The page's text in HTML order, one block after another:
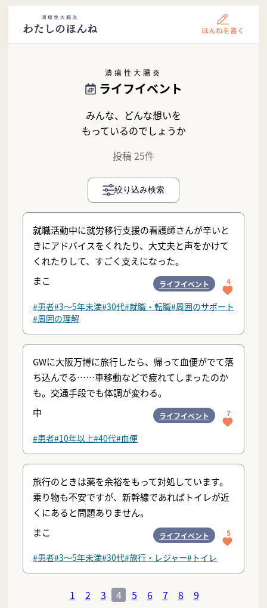
潰瘍性大腸炎
ライフイベント
みんな、どんな想いを
もっているのでしょうか
投稿 25件
絞り込み検索
就職活動中に就労移行支援の看護師さんが辛いと
きにアドバイスをくれたり、大丈夫と声をかけて
くれたりして、すごく支えになった。
まこ
ライフイベント 4
#患者#3〜5年未満#30代#就職・転職#周囲のサポート
#周囲の理解
GWに大阪万博に旅行したら、帰って血便がでて落
ち込んでる……車移動などで疲れてしまったのか
も。交通手段でも体調が変わる。
中
ライフイベント 7
#患者#10年以上#40代#血便
旅行のときは薬を余裕をもって対処しています。
乗り物も不安ですが、新幹線であればトイレが近
くにあると問題ありません。
まこ
ライフイベント 5
#患者#3〜5年未満#30代#旅行・レジャー#トイレ
1 2 3 4 5 6 7 8 9